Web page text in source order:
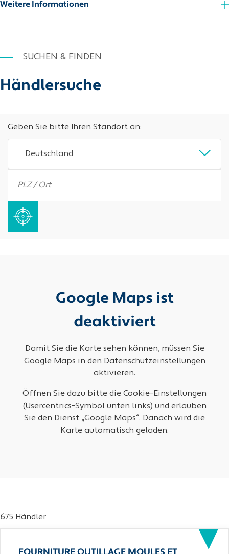
Weitere Informationen
SUCHEN & FINDEN
Händlersuche
Geben Sie bitte Ihren Standort an:
Deutschland
Google Maps ist
deaktiviert
Damit Sie die Karte sehen können, müssen Sie
Google Maps in den Datenschutzeinstellungen
aktivieren.
Öffnen Sie dazu bitte die Cookie-Einstellungen
(Usercentrics-Symbol unten links) und erlauben
Sie den Dienst „Google Maps“. Danach wird die
Karte automatisch geladen.
675 Händler